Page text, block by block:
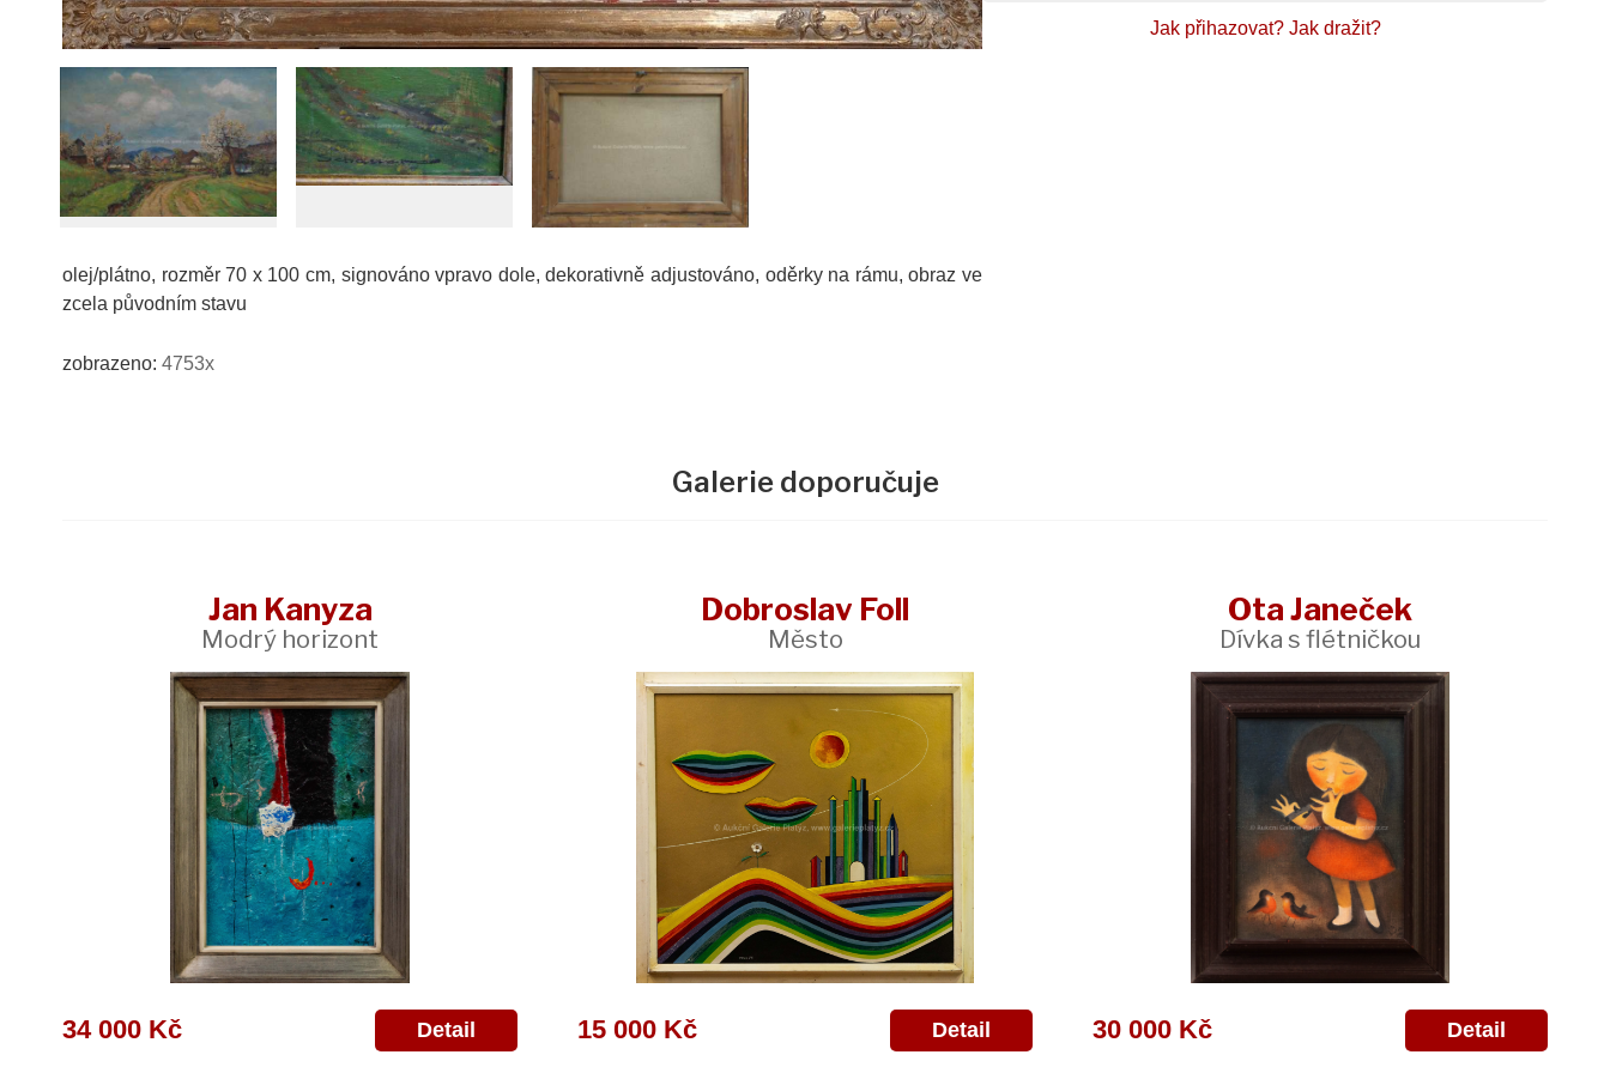
olej/plátno, rozměr 70 x 100 cm, signováno vpravo dole, dekorativně adjustováno, oděrky na rámu, obraz ve
zcela původním stavu
zobrazeno: 4753x
Jak přihazovat? Jak dražit?
Galerie doporučuje
Jan Kanyza
Modrý horizont
34 000 Kč Detail
Dobroslav Foll
Město
15 000 Kč Detail
Ota Janeček
Dívka s flétničkou
30 000 Kč Detail